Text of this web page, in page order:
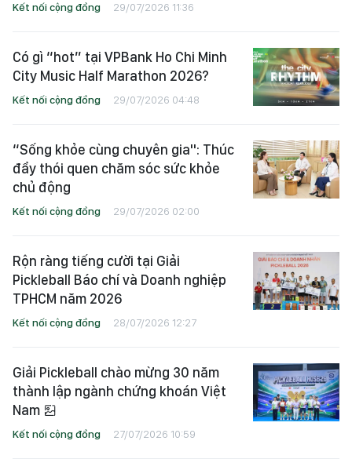
Kết nối cộng đồng 29/07/2026 11:36
Có gì “hot” tại VPBank Ho Chi Minh
City Music Half Marathon 2026?
Kết nối cộng đồng 29/07/2026 04:48
“Sống khỏe cùng chuyên gia": Thúc
đẩy thói quen chăm sóc sức khỏe
chủ động
Kết nối cộng đồng 29/07/2026 02:00
Rộn ràng tiếng cười tại Giải
Pickleball Báo chí và Doanh nghiệp
TPHCM năm 2026
Kết nối cộng đồng 28/07/2026 12:27
Giải Pickleball chào mừng 30 năm
thành lập ngành chứng khoán Việt
Nam
Kết nối cộng đồng 27/07/2026 10:59